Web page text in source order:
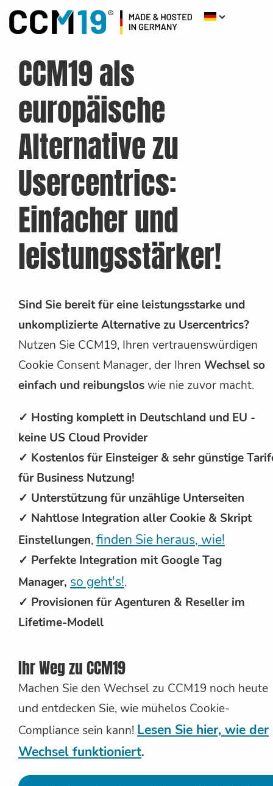
CCM19 als
europäische
Alternative zu
Usercentrics:
Einfacher und
leistungsstärker!
Sind Sie bereit für eine leistungsstarke und
unkomplizierte Alternative zu Usercentrics?
Nutzen Sie CCM19, Ihren vertrauenswürdigen
Cookie Consent Manager, der Ihren Wechsel so
einfach und reibungsloswie nie zuvor macht.
✓ Hosting komplett in Deutschland und EU -
keine US Cloud Provider
✓ Kostenlos für Einsteiger & sehr günstige
für Business Nutzung!
✓ Unterstützung für unzählige Unterseiten
✓ Nahtlose Integration aller Cookie & Skript
Einstellungen,finden Sie heraus, wie!
✓ Perfekte Integration mit Google Tag
Manager, so geht's!.
✓ Provisionen für Agenturen & Reseller im
Lifetime-Modell
Ihr Weg zu CCM19
Machen Sie den Wechsel zu CCM19 noch heute
und entdecken Sie, wie mühelos Cookie-
Compliance sein kann! Lesen Sie hier, wie der
Wechsel funktioniert.